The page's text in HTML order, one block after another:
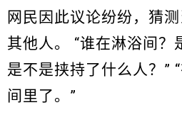
网民因此议论纷纷，猜
其他人。 “谁在淋浴间？
是不是挟持了什么人？”
间里了。”